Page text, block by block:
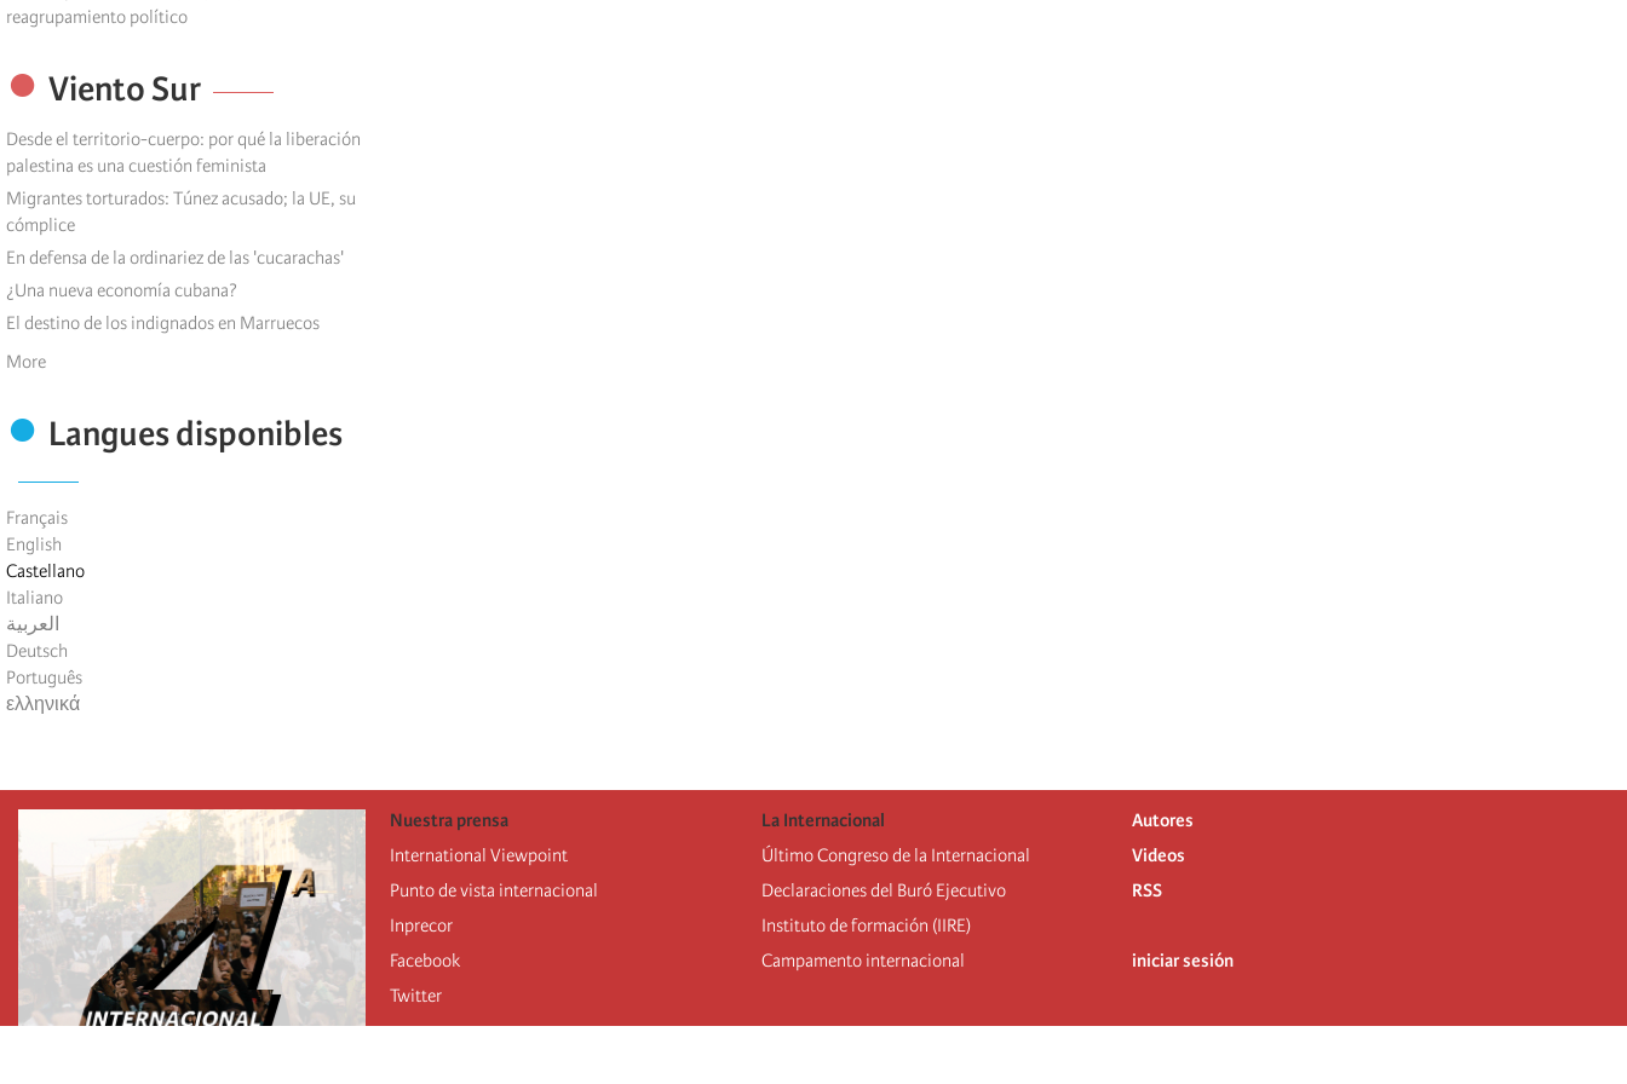
reagrupamiento político
Viento Sur
Desde el territorio-cuerpo: por qué la liberación
palestina es una cuestión feminista
Migrantes torturados: Túnez acusado; la UE, su
cómplice
En defensa de la ordinariez de las 'cucarachas'
¿Una nueva economía cubana?
El destino de los indignados en Marruecos
More
Langues disponibles
Français
English
Castellano
Italiano
العربية
Deutsch
Português
ελληνικά
Nuestra prensa
International Viewpoint
Punto de vista internacional
Inprecor
Facebook
Twitter
La Internacional
Último Congreso de la Internacional
Declaraciones del Buró Ejecutivo
Instituto de formación (IIRE)
Campamento internacional
Autores
Videos
RSS
iniciar sesión